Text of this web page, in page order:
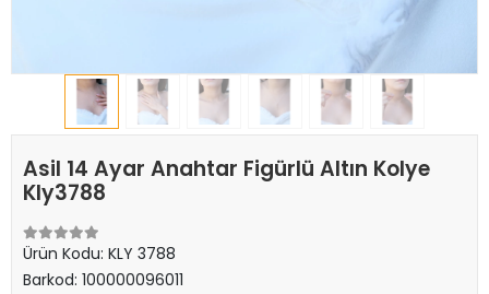
Asil 14 Ayar Anahtar Figürlü Altın Kolye
Kly3788
Ürün Kodu: KLY 3788
Barkod: 100000096011